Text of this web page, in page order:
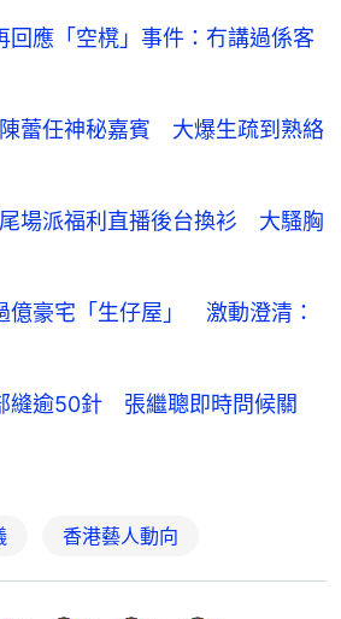
回應「空櫈」事件：冇講過係客
蕾任神秘嘉賓 大爆生疏到熟絡
場派福利直播後台換衫 大騷胸
億豪宅「生仔屋」 激動澄清：
縫逾50針 張繼聰即時問候關
香港藝人動向